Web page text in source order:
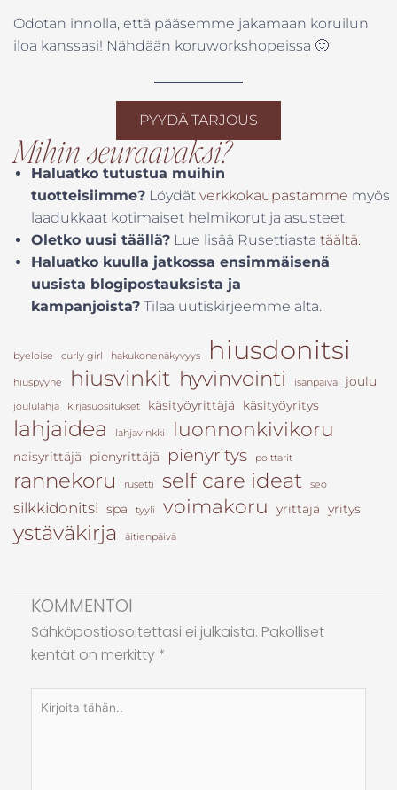
Odotan innolla, että pääsemme jakamaan koruilun
iloa kanssasi! Nähdään koruworkshopeissa 🙂
PYYDÄ TARJOUS
Mihin seuraavaksi?
Haluatko tutustua muihin
tuotteisiimme? Löydät verkkokaupastamme myös
laadukkaat kotimaiset helmikorut ja asusteet.
Oletko uusi täällä? Lue lisää Rusettiasta täältä.
Haluatko kuulla jatkossa ensimmäisenä
uusista blogipostauksista ja
kampanjoista? Tilaa uutiskirjeemme alta.
byeloise curly girl hakukonenäkyvyys hiusdonitsi
hiuspyyhe hiusvinkit hyvinvointi isänpäivä joulu
joululahja kirjasuositukset käsityöyrittäjä käsityöyritys
lahjaidea lahjavinkki luonnonkivikoru
naisyrittäjä pienyrittäjä pienyritys polttarit
rannekoru rusetti self care ideat seo
silkkidonitsi spa tyyli voimakoru yrittäjä yritys
ystäväkirja äitienpäivä
KOMMENTOI
Sähköpostiosoitettasi ei julkaista. Pakolliset
kentät on merkitty *
tähän..